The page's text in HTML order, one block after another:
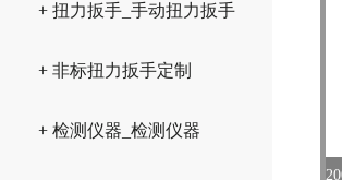
+ 扭力扳手_手动扭力扳手
+ 非标扭力扳手定制
+ 检测仪器_检测仪器